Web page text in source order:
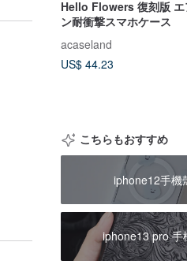
Hello Flowers 復刻版 エ
ン耐衝撃スマホケース
acaseland
US$ 44.23
こちらもおすすめ
iphone12手機
iphone13 pro 手